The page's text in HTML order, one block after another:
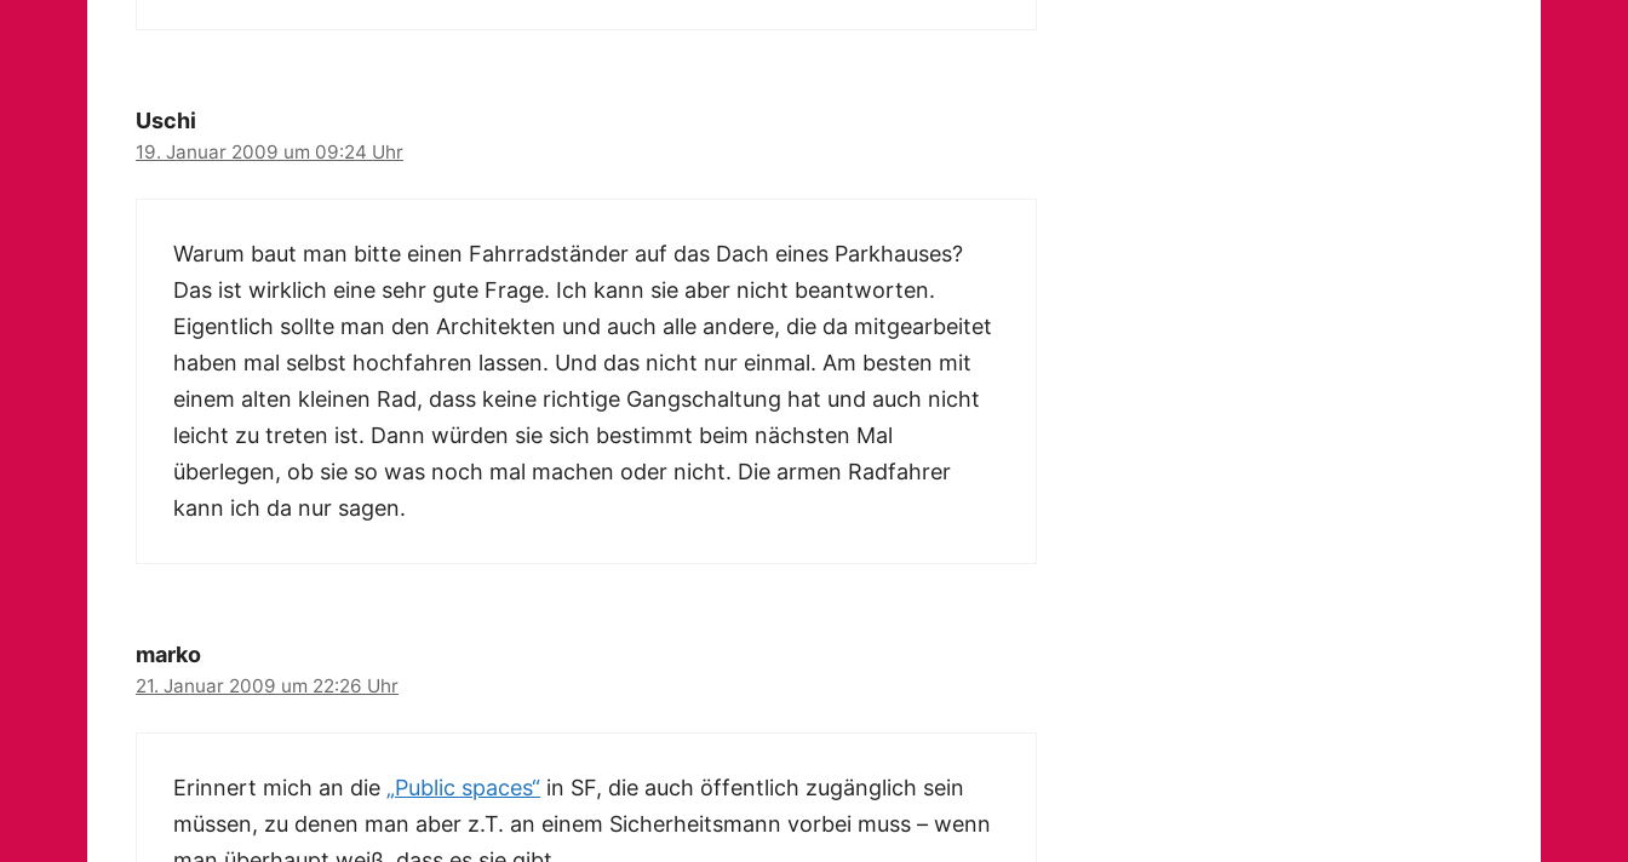
Uschi
19. Januar 2009 um 09:24 Uhr
Warum baut man bitte einen Fahrradständer auf das Dach eines Parkhauses?
Das ist wirklich eine sehr gute Frage. Ich kann sie aber nicht beantworten.
Eigentlich sollte man den Architekten und auch alle andere, die da mitgearbeitet
haben mal selbst hochfahren lassen. Und das nicht nur einmal. Am besten mit
einem alten kleinen Rad, dass keine richtige Gangschaltung hat und auch nicht
leicht zu treten ist. Dann würden sie sich bestimmt beim nächsten Mal
überlegen, ob sie so was noch mal machen oder nicht. Die armen Radfahrer
kann ich da nur sagen.
marko
21. Januar 2009 um 22:26 Uhr
Erinnert mich an die „Public spaces“ in SF, die auch öffentlich zugänglich sein
müssen, zu denen man aber z.T. an einem Sicherheitsmann vorbei muss – wenn